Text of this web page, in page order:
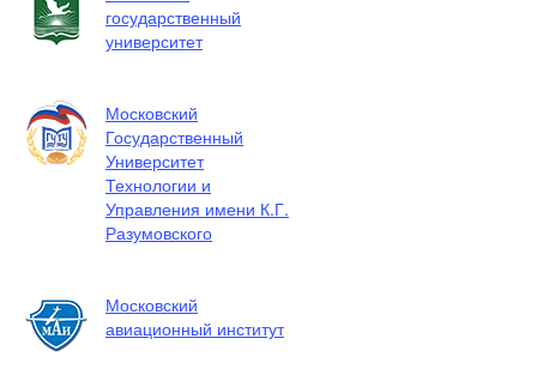
государственный
университет
Московский
Государственный
Университет
Технологии и
Управления имени К.Г.
Разумовского
Московский
авиационный институт